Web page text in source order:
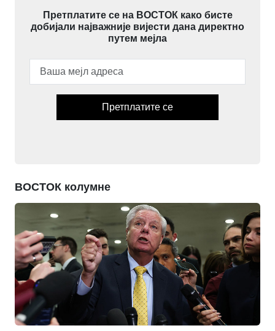
Претплатите се на ВОСТОК како бисте
добијали најважније вијести дана директно
путем мејла
Претплатите се
ВОСТОК колумне